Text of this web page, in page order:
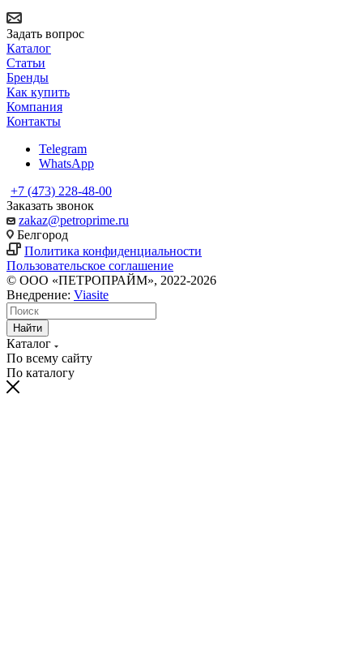
Задать вопрос
Каталог
Статьи
Бренды
Как купить
Компания
Контакты
Telegram
WhatsApp
+7 (473) 228-48-00
Заказать звонок
zakaz@petroprime.ru
Белгород
Политика конфиденциальности
Пользовательское соглашение
© ООО «ПЕТРОПРАЙМ», 2022-2026
Внедрение: Viasite
Найти
Каталог
По всему сайту
По каталогу